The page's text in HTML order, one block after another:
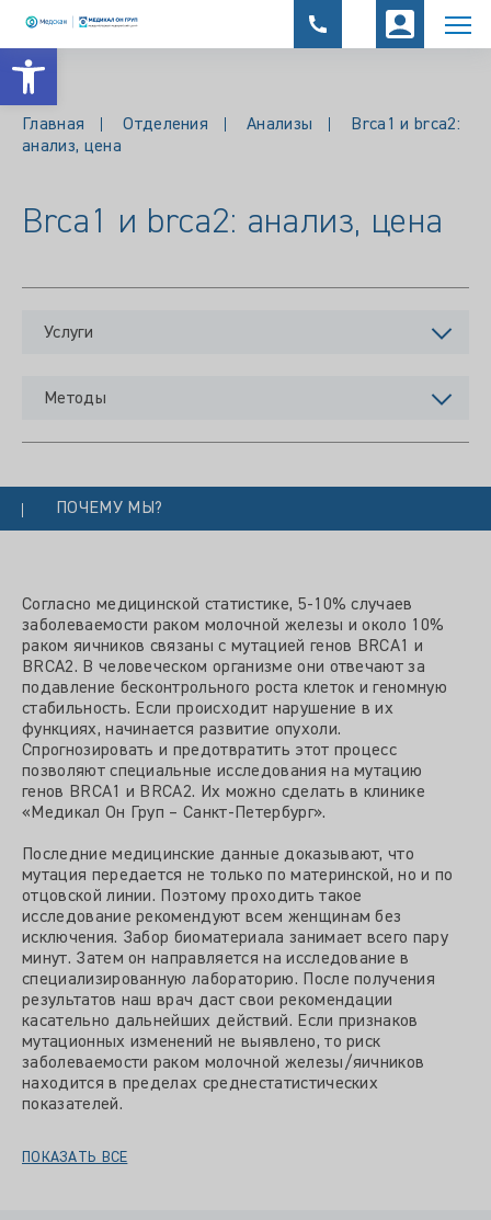
Открыть панель инструментов
Главная Отделения Анализы
Brca1 и brca2:
анализ, цена
Brca1 и brca2: анализ, цена
Услуги
Методы
ПОЧЕМУ МЫ?
Согласно медицинской статистике, 5-10% случаев
заболеваемости раком молочной железы и около 10%
раком яичников связаны с мутацией генов BRCA1 и
BRCA2. В человеческом организме они отвечают за
подавление бесконтрольного роста клеток и геномную
стабильность. Если происходит нарушение в их
функциях, начинается развитие опухоли.
Спрогнозировать и предотвратить этот процесс
позволяют специальные исследования на мутацию
генов BRCA1 и BRCA2. Их можно сделать в клинике
«Медикал Он Груп – Санкт-Петербург».
Последние медицинские данные доказывают, что
мутация передается не только по материнской, но и по
отцовской линии. Поэтому проходить такое
исследование рекомендуют всем женщинам без
исключения. Забор биоматериала занимает всего пару
минут. Затем он направляется на исследование в
специализированную лабораторию. После получения
результатов наш врач даст свои рекомендации
касательно дальнейших действий. Если признаков
мутационных изменений не выявлено, то риск
заболеваемости раком молочной железы/яичников
находится в пределах среднестатистических
показателей.
ПОКАЗАТЬ ВСЕ